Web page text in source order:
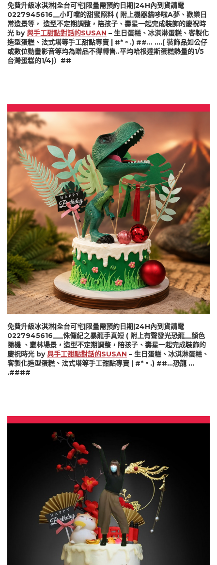
免費升級冰淇淋|全台可宅|限量需預約日期|24H內到貨請電
0227945616__小叮噹的甜蜜照料 ( 附上機器貓哆啦A夢、歡樂日
常造景等， 造型不定期調整，陪孩子、壽星一起完成裝飾的慶祝時
光 by與手工甜點對話的SUSAN – 生日蛋糕、冰淇淋蛋糕、客製化
造型蛋糕、法式塔等手工甜點專賣 | #*。.) ##… ….( 裝飾品如公仔
或數位動畫影音等均為贈品不得轉售..平均哈根達斯蛋糕熱量的1/5
台灣蛋糕的1/4)）##
免費升級冰淇淋|全台可宅|限量需預約日期|24H內到貨請電
0227945616___侏儸紀之暴龍手真短 ( 附上有聲發光恐龍__顏色
隨機 、叢林場景，造型不定期調整，陪孩子、壽星一起完成裝飾的
慶祝時光 by與手工甜點對話的SUSAN – 生日蛋糕、冰淇淋蛋糕、
客製化造型蛋糕、法式塔等手工甜點專賣 | #*。.) ##…恐龍 …
.####